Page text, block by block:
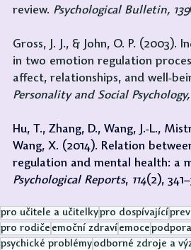
review. Psychological Bulletin, 139
Gross, J. J., & John, O. P. (2003).
in two emotion regulation
affect, relationships, and well-
Personality and Social
Hu, T., Zhang, D., Wang, J.-L.,
Wang, X. (2014). Relation
regulation and mental health: a
Psychological Reports, 114(2),
pro učitele a učitelkypro dospívající
pro rodiče emoční zdraví emoce
psychické problémy odborné zdroje a